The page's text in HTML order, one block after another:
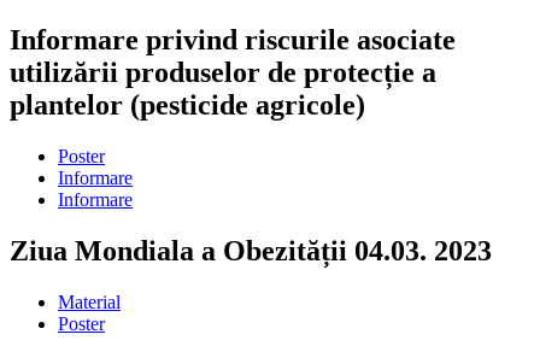
Informare privind riscurile asociate
utilizării produselor de protecție a
plantelor (pesticide agricole)
Poster
Informare
Informare
Ziua Mondiala a Obezității 04.03. 2023
Material
Poster